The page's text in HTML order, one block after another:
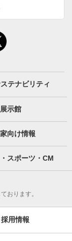
テナビリティ
示館
向け情報
スポーツ・CM
おります。
採用情報